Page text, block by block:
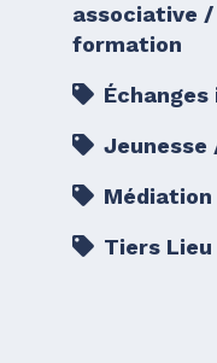
associative /
formation
Tiers